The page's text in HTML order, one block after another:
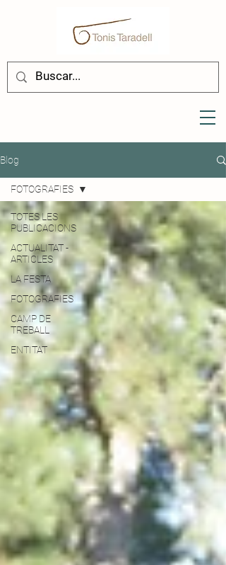
Blog
TOTES LES
PUBLICACIONS
ACTUALITAT -
ARTICLES
LA FESTA
FOTOGRAFIES
CAMP DE
TREBALL
ENTITAT
FOTOGRAFIES